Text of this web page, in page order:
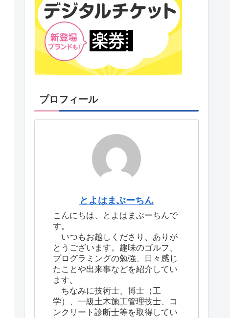
プロフィール
とよはまぶーちん
こんにちは、とよはまぶーちんで
す。
いつもお越しくださり、ありが
とうございます。趣味のゴルフ、
プログラミングの勉強、日々感じ
たことや出来事などを紹介してい
ます。
ちなみに技術士、博士（工
学）、一級土木施工管理技士、コ
ンクリート診断士等を取得してい